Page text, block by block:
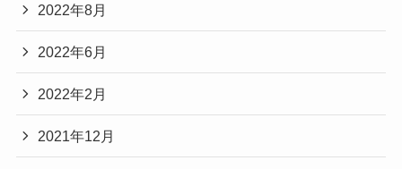
2022年8月
2022年6月
2022年2月
2021年12月